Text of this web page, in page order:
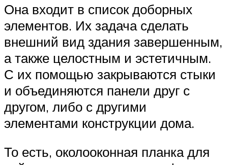
Она входит в список доборных
элементов. Их задача сделать
внешний вид здания завершенным,
а также целостным и эстетичным.
С их помощью закрываются стыки
и объединяются панели друг с
другом, либо с другими
элементами конструкции дома.
То есть, околооконная планка для